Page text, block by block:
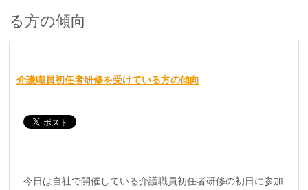
る方の傾向
介護職員初任者研修を受けている方の傾向
今日は自社で開催している介護職員初任者研修の初日に参加